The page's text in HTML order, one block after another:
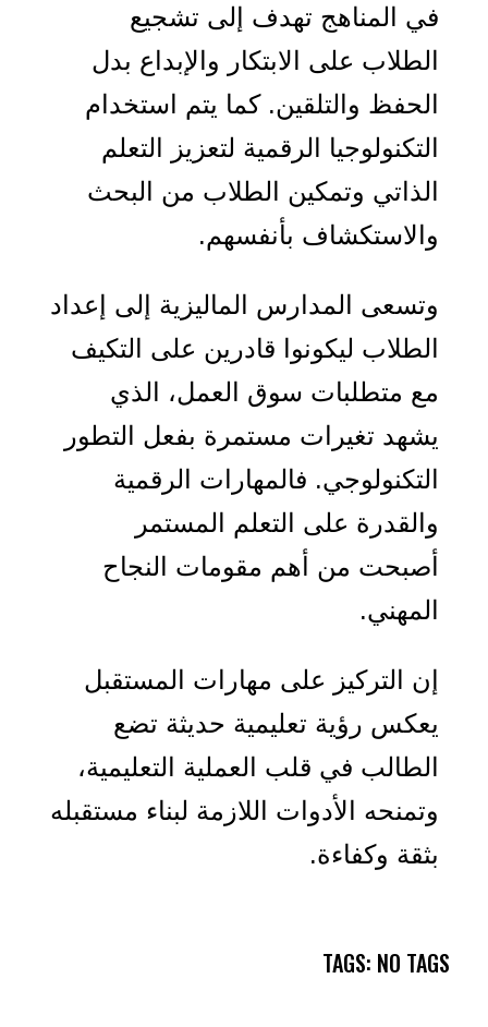
في المناهج تهدف إلى تشجيع
الطلاب على الابتكار والإبداع بدل
الحفظ والتلقين. كما يتم استخدام
التكنولوجيا الرقمية لتعزيز التعلم
الذاتي وتمكين الطلاب من البحث
والاستكشاف بأنفسهم.
وتسعى المدارس الماليزية إلى إعداد
الطلاب ليكونوا قادرين على التكيف
مع متطلبات سوق العمل، الذي
يشهد تغيرات مستمرة بفعل التطور
التكنولوجي. فالمهارات الرقمية
والقدرة على التعلم المستمر
أصبحت من أهم مقومات النجاح
المهني.
إن التركيز على مهارات المستقبل
يعكس رؤية تعليمية حديثة تضع
الطالب في قلب العملية التعليمية،
وتمنحه الأدوات اللازمة لبناء مستقبله
بثقة وكفاءة.
TAGS: NO TAGS